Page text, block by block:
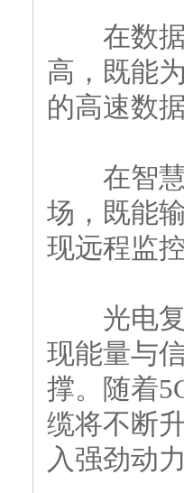
在数据
高，既能
的高速数
在智慧
场，既能
现远程监
光电复
现能量与
撑。随着
缆将不断
入强劲动